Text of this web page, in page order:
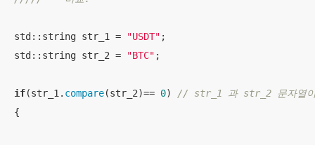
std::string str_1 = "USDT" ;
std::string str_2 =
"BTC" ;
if(str_1. compare(str_2)== 0)
// str_1 과 str_2 문자열
{